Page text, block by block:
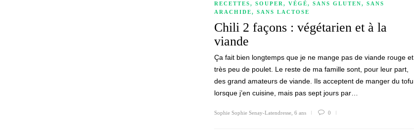
RECETTES, SOUPER , VÉGÉ, SANS GLUTEN, SANS
ARACHIDE, SANS LACTOSE
Chili 2 façons : végétarien et à la
viande
Ça fait bien longtemps que je ne mange pas de viande rouge et
très peu de poulet. Le reste de ma famille sont, pour leur part,
des grand amateurs de viande. Ils acceptent de manger du tofu
lorsque j’en cuisine, mais pas sept jours par…
Sophie Sophie Senay-Latendresse, 6 ans 0